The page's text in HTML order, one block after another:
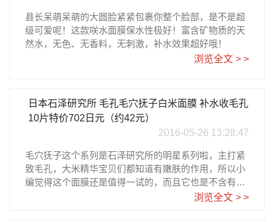
县长呆萌呆萌的大圆脸紧紧包裹你整个脸部，是不是超
级可爱呢！这款咲水面膜保水性极好！富含矿物质的天
然水，无色、无香料，无刺激，补水效果超好哦！
浏览全文 > >
日本石泽研究所 毛孔毛穴抚子白米面膜 补水收毛孔
10片特价702日元（约42元）
2016-05-26 13:28:47
毛穴抚子这个系列是石泽研究所的明星系列啦，主打紧
致毛孔，大米精华宝贝们都知道有嫩肤的作用，所以小
编觉得这个面膜还是值得一试的，而且它也是不含有任
何化学添加成分，孕妇敏感肌都可以使用，100%日本
浏览全文 > >